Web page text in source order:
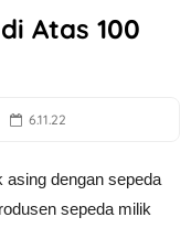
Atas 100
6.11.22
asing dengan sepeda
sepeda milik